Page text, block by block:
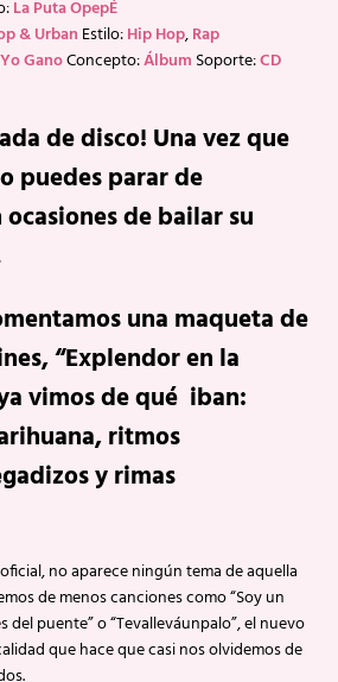
La Puta OpepÉ
& Urban Estilo:Hip Hop,Rap
Yo GanoConcepto:Álbum Soporte:CD
de disco! Una vez que
puedes parar de
de bailar su
una maqueta de
“Explendor en la
vimos de qué iban:
ritmos
y rimas
no aparece ningún tema de aquella
de menos canciones como “Soy un
del puente” o “Tevalleváunpalo”, el nuevo
que hace que casi nos olvidemos de